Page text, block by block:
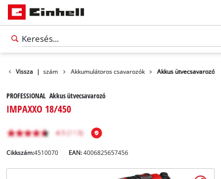
Vissza |
Szerszám Akkumulátoros csavarozók Akkus ütvecsavarozó
PROFESSIONAL Akkus ütvecsavarozó
IMPAXXO 18/450
Cikkszám:4510070 EAN:4006825657456